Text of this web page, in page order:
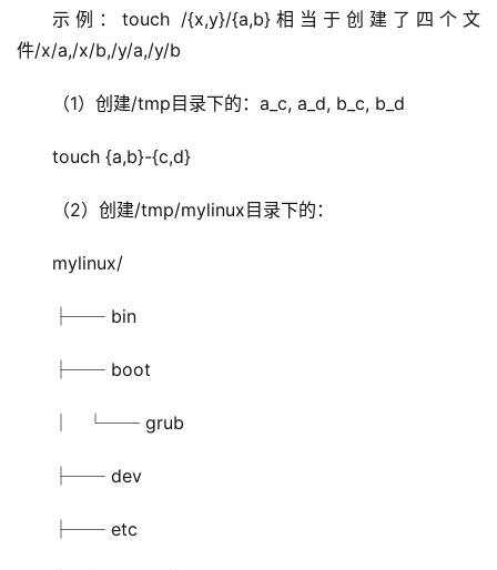
示例：touch /{x,y}/{a,b}相当于创建了四个文
件/x/a,/x/b,/y/a,/y/b
（1）创建/tmp目录下的：a_c, a_d, b_c, b_d
touch {a,b}-{c,d}
（2）创建/tmp/mylinux目录下的：
mylinux/
├── bin
├── boot
│   └── grub
├── dev
├── etc